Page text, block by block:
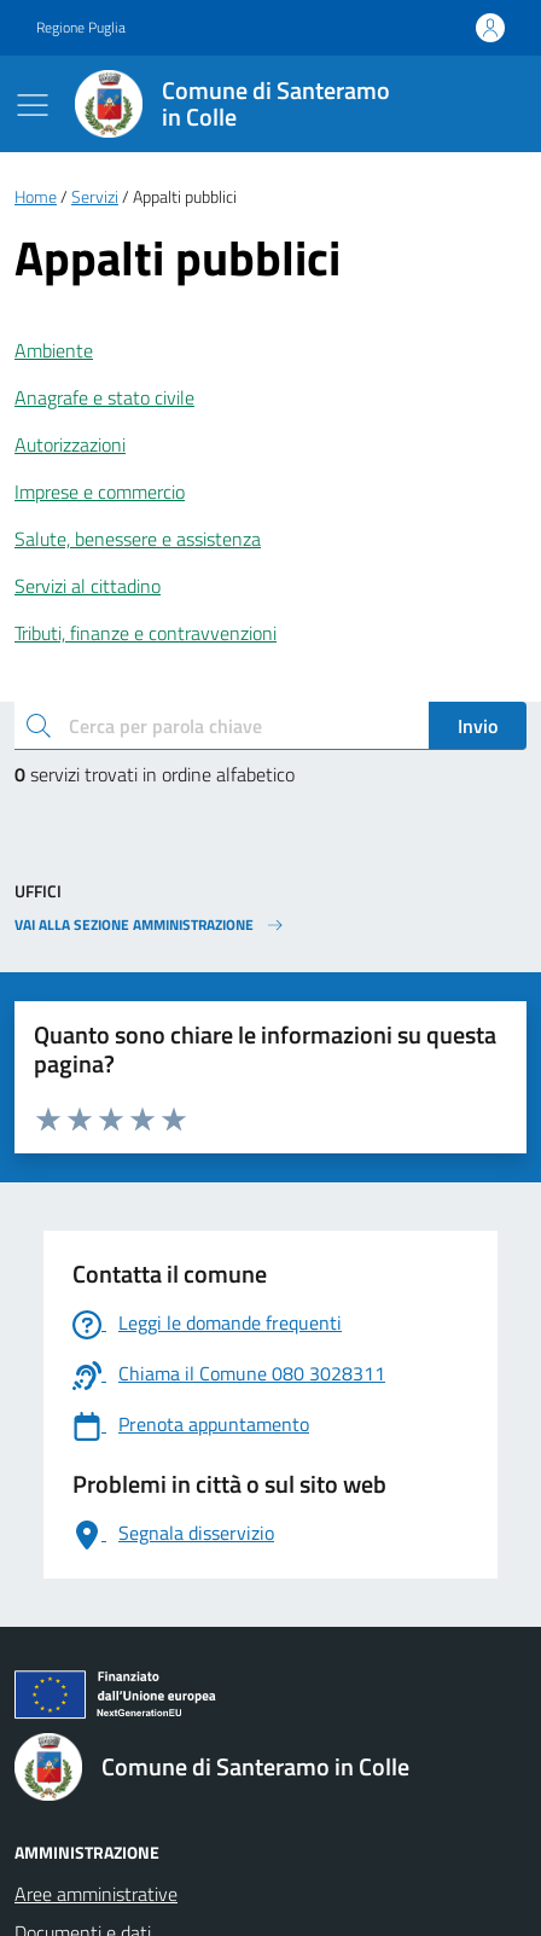
Regione Puglia
Comune di Santeramo
in Colle
Briciole di pane
Home Servizi Appalti pubblici
Appalti pubblici
Ambiente
Anagrafe e stato civile
Autorizzazioni
Imprese e commercio
Salute, benessere e assistenza
Servizi al cittadino
Tributi, finanze e contravvenzioni
Esplora tutti i servizi
cerca
Invio
0servizi trovati in ordine alfabetico
UFFICI
VAI ALLA SEZIONE AMMINISTRAZIONE
Quanto sono chiare le informazioni su questa
pagina?
Valuta da 1 a 5 stelle la pagina
Valuta 5 stelle su 5
Valuta 4 stelle su 5
Valuta 3 stelle su 5
Valuta 2 stelle su 5
Valuta 1 stelle su 5
Contatta il comune
Leggi le domande frequenti
Chiama il Comune 080 3028311
Prenota appuntamento
Problemi in città o sul sito web
Segnala disservizio
logo Unione Europea
Comune di Santeramo in Colle
AMMINISTRAZIONE
Aree amministrative